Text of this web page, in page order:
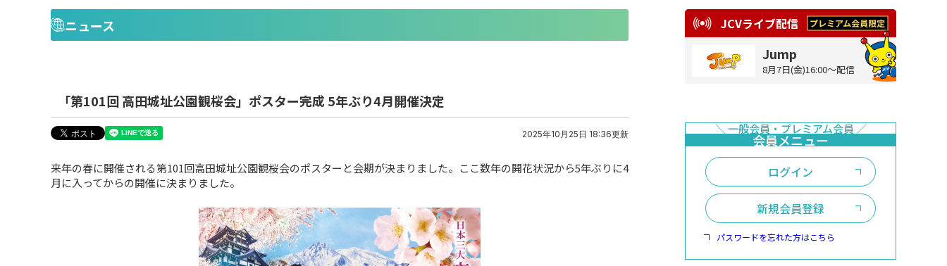
ニュース
「第101回 高田城址公園観桜会」ポスター完成 5年ぶり4月開催決定
2025年10月25日 18:36更新
来年の春に開催される第101回高田城址公園観桜会のポスターと会期が決まりました。ここ数年の開花状況から5年ぶりに4
月に入ってからの開催に決まりました。
JCVライブ配信
Jump
8月7日(金)16:00～配信
ログイン
新規会員登録
パスワードを忘れた方はこちら